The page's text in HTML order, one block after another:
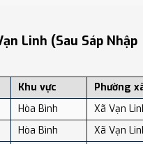
địa điểm, dịch vụ và du
Linh (sau Sáp Nhập
Khu vực
Phường
Hòa Bình
Xã Vạn
Hòa Bình
Xã Vạn